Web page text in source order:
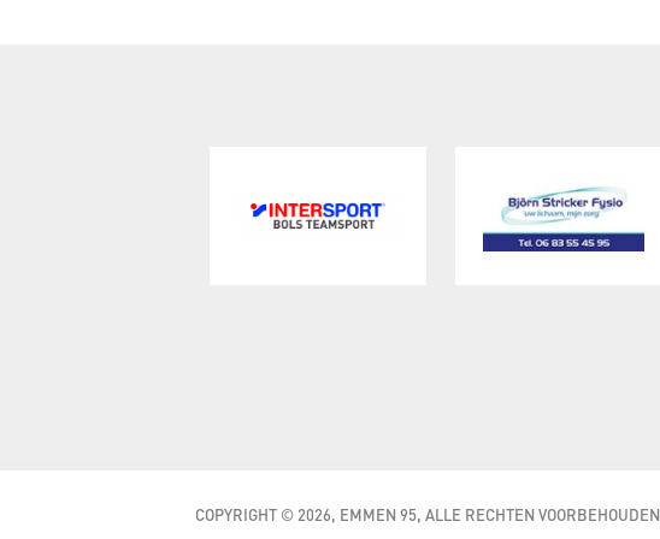
COPYRIGHT © 2026, EMMEN 95, ALLE RECHTEN VOORBEHOUDEN